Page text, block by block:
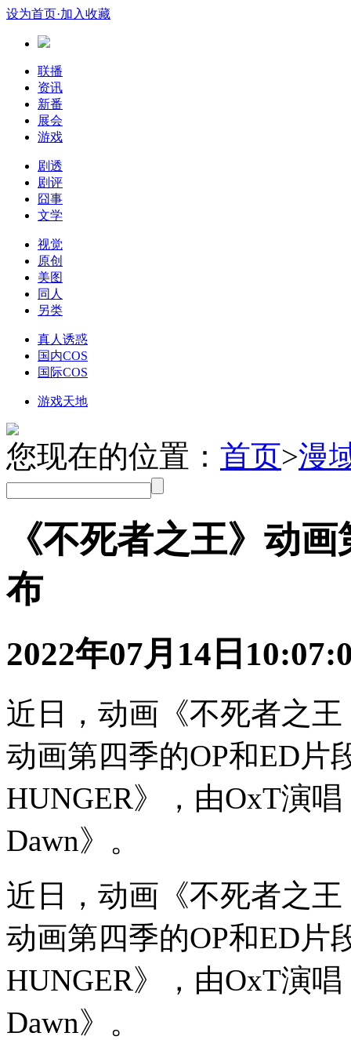
设为首页·加入收藏
联播
资讯
新番
展会
游戏
剧透
剧评
囧事
文学
视觉
原创
美图
同人
另类
真人诱惑
国内COS
国际COS
游戏天地
您现在的位置： 首页>漫
《不死者之王》动
布
2022年07月14日
近日，动画《不死者之
动画第四季的OP和ED片
HUNGER》，由OxT演唱
Dawn》。
近日，动画《不死者之
动画第四季的OP和ED片
HUNGER》，由OxT演唱
Dawn》。